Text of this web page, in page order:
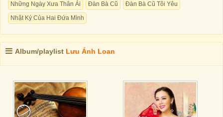
Những Ngày Xưa Thân Ái
Đàn Bà Cũ
Đàn Bà Cũ Tôi Yêu
Nhật Ký Của Hai Đứa Mình
Album/playlist Lưu Ánh Loan